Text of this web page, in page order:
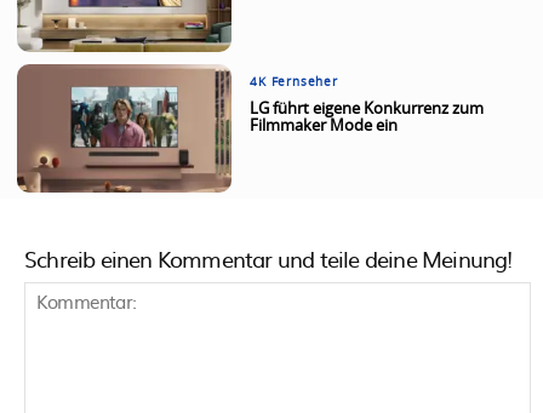
4K Fernseher
LG führt eigene Konkurrenz zum
Filmmaker Mode ein
Schreib einen Kommentar und teile deine Meinung!